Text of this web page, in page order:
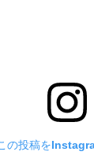
の投稿を